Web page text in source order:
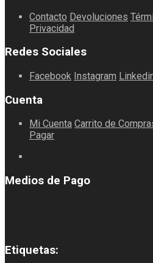
Contacto Devoluciones
Privacidad
Redes Sociales
Facebook Instagram
Cuenta
Mi Cuenta Carrito de
Pagar
Medios de Pago
Etiquetas: